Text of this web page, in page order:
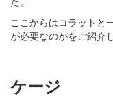
ここからはコラットと
が必要なのかをご紹介
ケージ